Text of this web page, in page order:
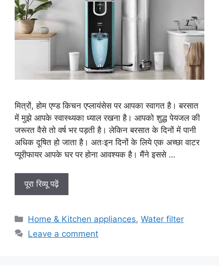
मित्रों, होम एण्ड किचन एप्लायंसेस पर आपका स्वागत है। बरसात
में मुझे आपके स्वास्थ्यका ध्याल रखना है। आपको शुद्ध पेयजल की
जरूरत वैसे तो वर्ष भर पड़ती है। लेकिन बरसात के दिनों में पानी
अधिक दूषित हो जाता है। अतःइन दिनों के लिये एक अच्छा वाटर
प्यूरीफायर आपके घर पर होना आवश्यक है। मैंने इससे …
पूरा रिव्यू पढ़ें
Categories
Home & Kitchen appliances,Water filter
Leave a comment